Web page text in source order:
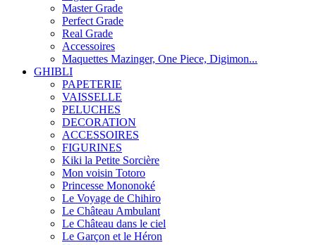
Master Grade
Perfect Grade
Real Grade
Accessoires
Maquettes Mazinger, One Piece, Digimon...
GHIBLI
PAPETERIE
VAISSELLE
PELUCHES
DECORATION
ACCESSOIRES
FIGURINES
Kiki la Petite Sorcière
Mon voisin Totoro
Princesse Mononoké
Le Voyage de Chihiro
Le Château Ambulant
Le Château dans le ciel
Le Garçon et le Héron